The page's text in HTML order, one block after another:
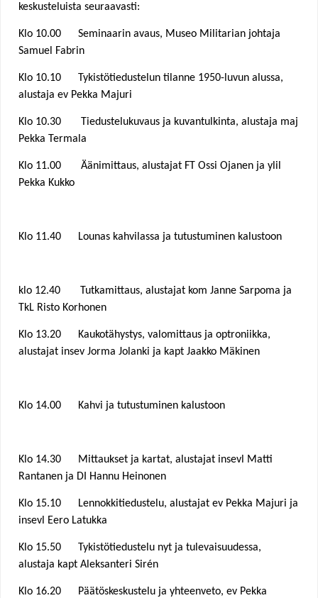
keskusteluista seuraavasti:
Klo 10.00 Seminaarin avaus, Museo Militarian johtaja
Samuel Fabrin
Klo 10.10 Tykistötiedustelun tilanne 1950-luvun alussa,
alustaja ev Pekka Majuri
Klo 10.30 Tiedustelukuvaus ja kuvantulkinta, alustaja maj
Pekka Termala
Klo 11.00 Äänimittaus, alustajat FT Ossi Ojanen ja ylil
Pekka Kukko
Klo 11.40 Lounas kahvilassa ja tutustuminen kalustoon
klo 12.40 Tutkamittaus, alustajat kom Janne Sarpoma ja
TkL Risto Korhonen
Klo 13.20 Kaukotähystys, valomittaus ja optroniikka,
alustajat insev Jorma Jolanki ja kapt Jaakko Mäkinen
Klo 14.00 Kahvi ja tutustuminen kalustoon
Klo 14.30 Mittaukset ja kartat, alustajat insevl Matti
Rantanen ja DI Hannu Heinonen
Klo 15.10 Lennokkitiedustelu, alustajat ev Pekka Majuri ja
insevl Eero Latukka
Klo 15.50 Tykistötiedustelu nyt ja tulevaisuudessa,
alustaja kapt Aleksanteri Sirén
Klo 16.20 Päätöskeskustelu ja yhteenveto, ev Pekka